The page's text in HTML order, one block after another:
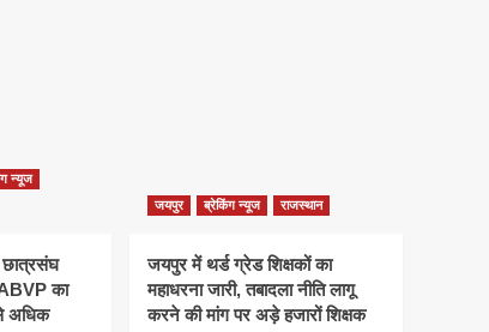
न्यूज
छात्रसंघ
का
अधिक
जयपुर ब्रेकिंग न्यूज राजस्थान
जयपुर में थर्ड ग्रेड शिक्षकों का
महाधरना जारी, तबादला नीति लागू
करने की मांग पर अड़े हजारों शिक्षक